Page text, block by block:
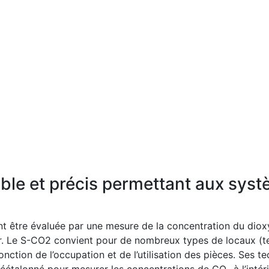
et précis permettant aux
être évaluée par une mesure de la concentration du
Le S-CO2 convient pour de nombreux types de locaux
de l’occupation et de l’utilisation des pièces. Ses